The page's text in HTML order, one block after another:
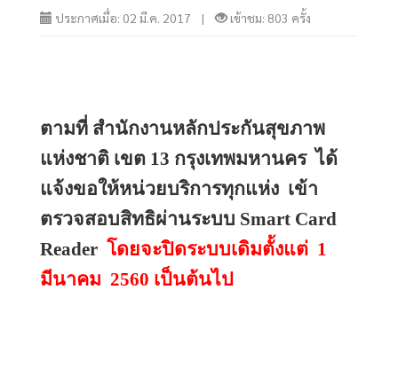
ประกาศเมื่อ: 02 มี.ค. 2017 | เข้าชม: 803 ครั้ง
ตามที่ สำนักงานหลักประกันสุขภาพ
แห่งชาติ เขต 13 กรุงเทพมหานคร ได้
แจ้งขอให้หน่วยบริการทุกแห่ง เข้า
ตรวจสอบสิทธิผ่านระบบ Smart Card
Reader โดยจะปิดระบบเดิมตั้งแต่ 1
มีนาคม 2560 เป็นต้นไป